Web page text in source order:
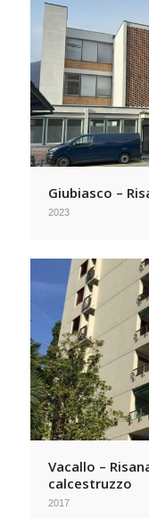
Giubiasco –
2023
Vacallo –
calcestruzzo
2017